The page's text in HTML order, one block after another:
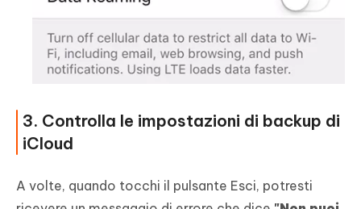
3. Controlla le impostazioni di backup di
iCloud
A volte, quando tocchi il pulsante Esci, potresti